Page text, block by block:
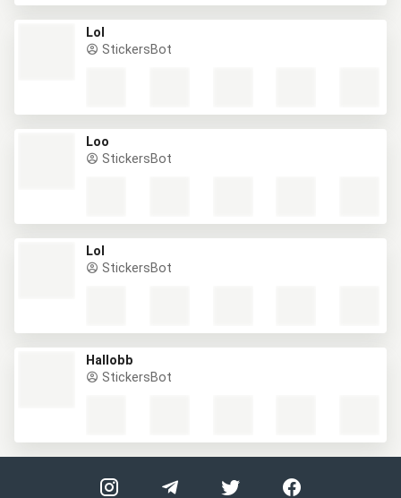
Lol
StickersBot
Loo
StickersBot
Lol
StickersBot
Hallobb
StickersBot